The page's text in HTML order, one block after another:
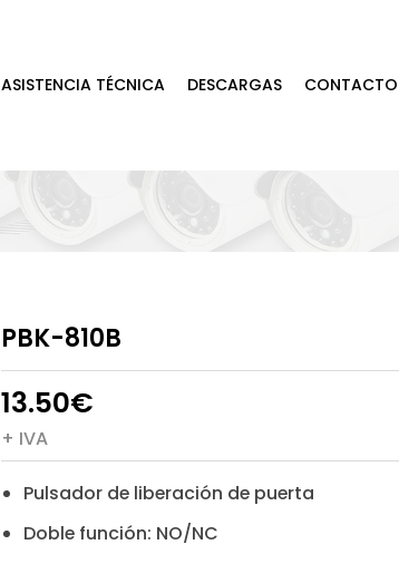
ASISTENCIA TÉCNICA DESCARGAS CONTACTO
PBK-810B
13.50€
+ IVA
Pulsador de liberación de puerta
Doble función: NO/NC